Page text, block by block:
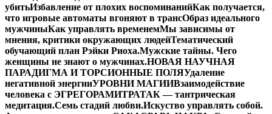
убитьИзбавление от плохих воспоминанийКак получается,
что игровые автоматы вгоняют в трансОбраз идеального
мужчиныКак управлять временемМы зависимы от
мнения, критики окружающих людейТематический
обучающий план Рэйки Риоха.Мужские тайны. Чего
женщины не знают о мужчинах.НОВАЯ НАУЧНАЯ
ПАРАДИГМА И ТОРСИОННЫЕ ПОЛЯУдаление
негативной энергииУРОВНИ МАГИИВзаимодействие
человека с ЭГРЕГОРАМИТРАТАК — тантрическая
медитация.Семь стадий любви.Искуство управлять собой.